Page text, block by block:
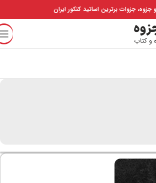
جزوه، جزوات برترین اساتید کنکور ایران